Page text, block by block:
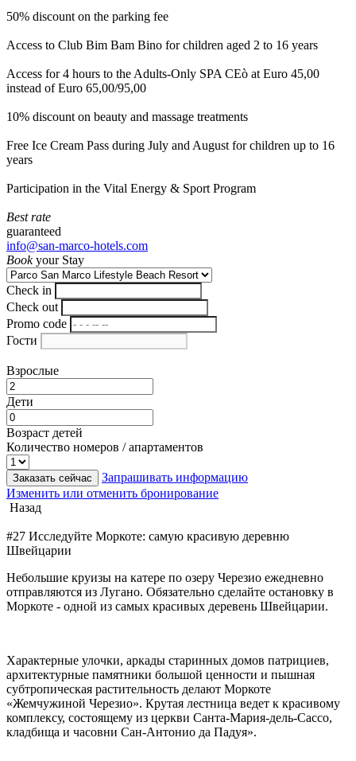
50% discount on the parking fee
Access to Club Bim Bam Bino for children aged 2 to 16 years
Access for 4 hours to the Adults-Only SPA CEò at Euro 45,00
instead of Euro 65,00/95,00
10% discount on beauty and massage treatments
Free Ice Cream Pass during July and August for children up to 16
years
Participation in the Vital Energy & Sport Program
Best rate
guaranteed
info@san-marco-hotels.com
Bookyour Stay
Check in
Check out
Promo code
Гости
Взрослые
Дети
Возраст детей
Количество номеров / апартаментов
Заказать сейчас
Запрашивать информацию
Изменить или отменить бронирование
Назад
#27 Исследуйте Моркоте: самую красивую деревню
Швейцарии
Небольшие круизы на катере по озеру Черезио ежедневно
отправляются из Лугано. Обязательно сделайте остановку в
Моркоте - одной из самых красивых деревень Швейцарии.
Характерные улочки, аркады старинных домов патрициев,
архитектурные памятники большой ценности и пышная
субтропическая растительность делают Моркоте
«Жемчужиной Черезио». Крутая лестница ведет к красивому
комплексу, состоящему из церкви Санта-Мария-дель-Сассо,
кладбища и часовни Сан-Антонио да Падуя».